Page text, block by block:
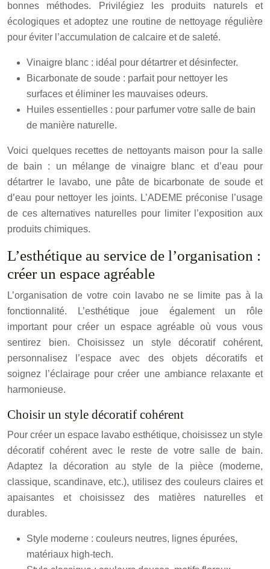
bonnes méthodes. Privilégiez les produits naturels et
écologiques et adoptez une routine de nettoyage régulière
pour éviter l’accumulation de calcaire et de saleté.
Vinaigre blanc : idéal pour détartrer et désinfecter.
Bicarbonate de soude : parfait pour nettoyer les
surfaces et éliminer les mauvaises odeurs.
Huiles essentielles : pour parfumer votre salle de bain
de manière naturelle.
Voici quelques recettes de nettoyants maison pour la salle
de bain : un mélange de vinaigre blanc et d’eau pour
détartrer le lavabo, une pâte de bicarbonate de soude et
d’eau pour nettoyer les joints. L’ADEME préconise l’usage
de ces alternatives naturelles pour limiter l’exposition aux
produits chimiques.
L’esthétique au service de l’organisation :
créer un espace agréable
L’organisation de votre coin lavabo ne se limite pas à la
fonctionnalité. L’esthétique joue également un rôle
important pour créer un espace agréable où vous vous
sentirez bien. Choisissez un style décoratif cohérent,
personnalisez l’espace avec des objets décoratifs et
soignez l’éclairage pour créer une ambiance relaxante et
harmonieuse.
Choisir un style décoratif cohérent
Pour créer un espace lavabo esthétique, choisissez un style
décoratif cohérent avec le reste de votre salle de bain.
Adaptez la décoration au style de la pièce (moderne,
classique, scandinave, etc.), utilisez des couleurs claires et
apaisantes et choisissez des matières naturelles et
durables.
Style moderne : couleurs neutres, lignes épurées,
matériaux high-tech.